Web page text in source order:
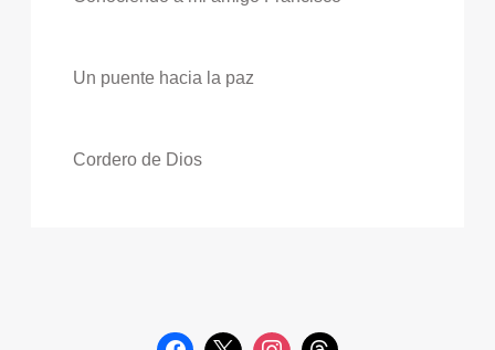
Un puente hacia la paz
Cordero de Dios